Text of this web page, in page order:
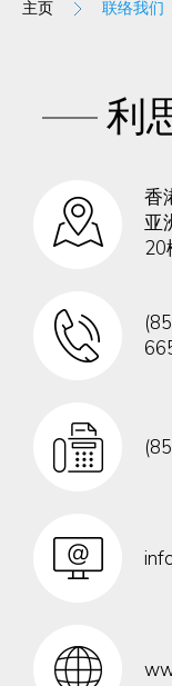
主页 联络我们
利
香
亚
20